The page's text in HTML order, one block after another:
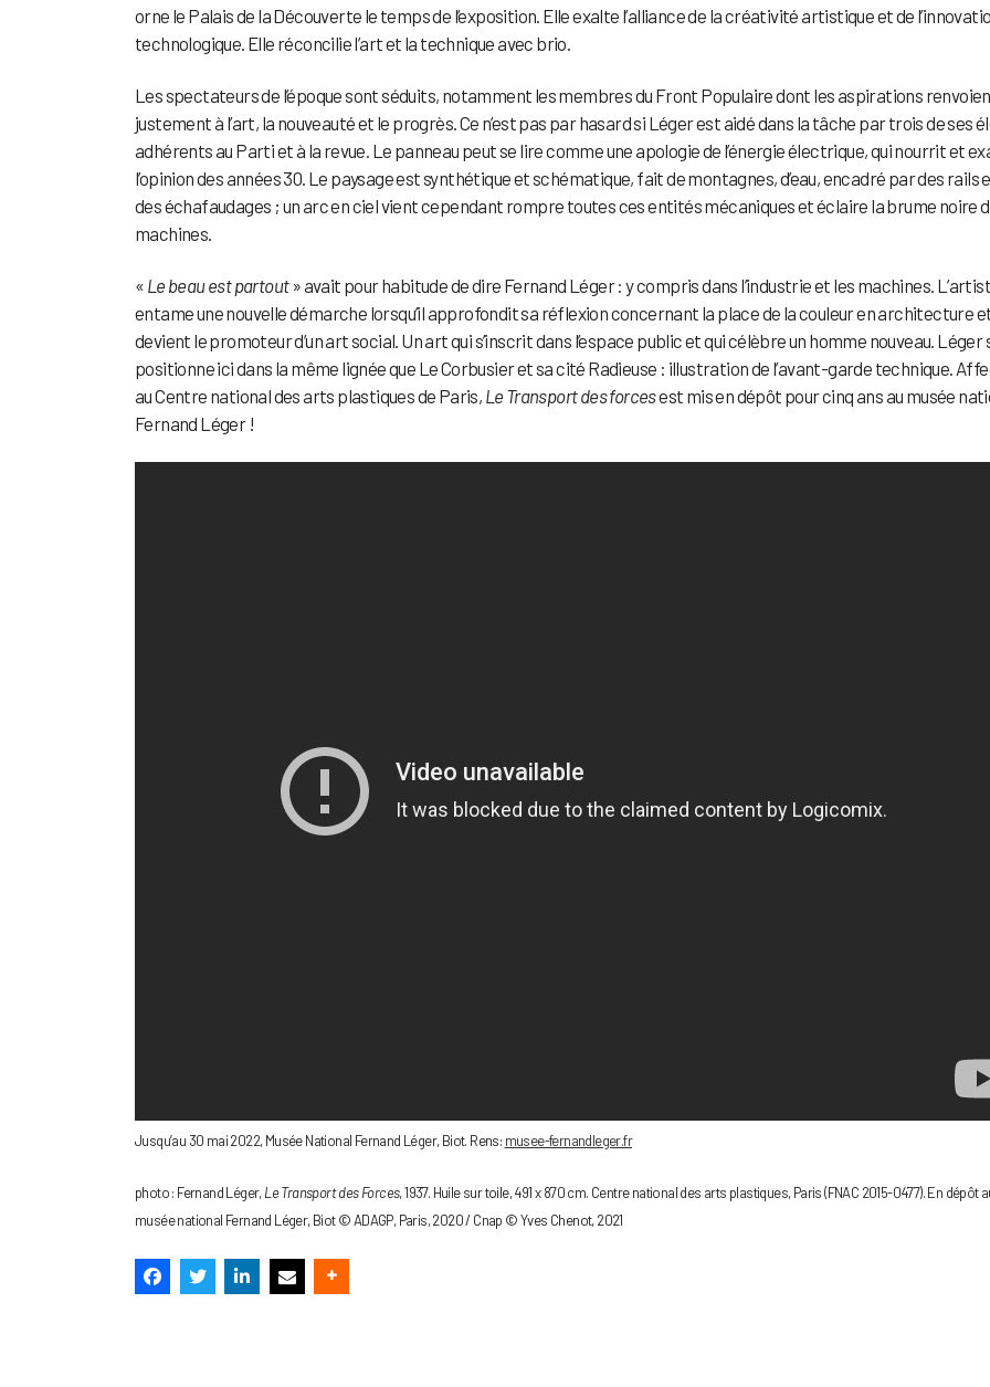
orne le Palais de la Découverte le temps de l’exposition. Elle exalte l’alliance de la créativité artistique et de
technologique. Elle réconcilie l’art et la technique avec brio.
Les spectateurs de l’époque sont séduits, notamment les membres du Front Populaire dont les aspirations
justement à l’art, la nouveauté et le progrès. Ce n’est pas par hasard si Léger est aidé dans la tâche par trois de ses
adhérents au Parti et à la revue. Le panneau peut se lire comme une apologie de l’énergie électrique, qui nourrit et
l’opinion des années 30. Le paysage est synthétique et schématique, fait de montagnes, d’eau, encadré par des rails
des échafaudages ; un arc en ciel vient cependant rompre toutes ces entités mécaniques et éclaire la brume noire
machines.
« Le beau est partout» avait pour habitude de dire Fernand Léger : y compris dans l’industrie et les machines.
entame une nouvelle démarche lorsqu’il approfondit sa réflexion concernant la place de la couleur en architecture
devient le promoteur d’un art social. Un art qui s’inscrit dans l’espace public et qui célèbre un homme nouveau. Léger
positionne ici dans la même lignée que Le Corbusier et sa cité Radieuse : illustration de l’avant-garde technique.
au Centre national des arts plastiques de Paris, Le Transport des forcesest mis en dépôt pour cinq ans au musée
Fernand Léger !
Jusqu’au 30 mai 2022, Musée National Fernand Léger, Biot. Rens: musee-fernandleger.fr
photo : Fernand Léger,Le Transport des Forces, 1937. Huile sur toile, 491 x 870 cm. Centre national des arts plastiques, Paris (FNAC 2015-0477). En dépôt
musée national Fernand Léger, Biot © ADAGP, Paris, 2020 / Cnap © Yves Chenot, 2021